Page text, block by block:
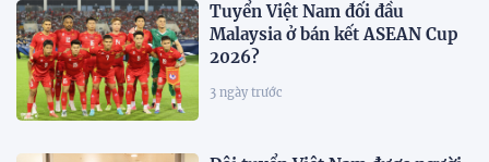
Tuyển Việt Nam đối đầu
Malaysia ở bán kết ASEAN Cup
2026?
3 ngày trước